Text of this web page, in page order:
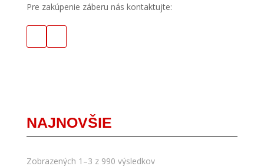
Pre zakúpenie záberu nás kontaktujte:
NAJNOVŠIE
Zobrazených 1–3 z 990 výsledkov